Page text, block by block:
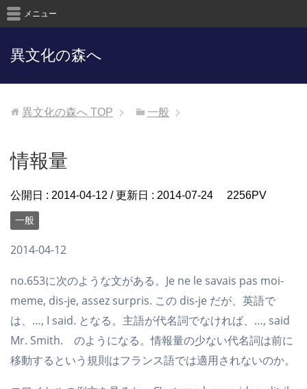
異文化の森へ
メニュー
異文化の森へ TOP 一般
情報量
公開日 : 2014-04-12 / 更新日 : 2014-07-24 2256PV
一般
2014-04-12
no.653に次のような文がある。Je ne le savais pas moi-
meme, dis-je, assez surpris. この dis-je だが、英語で
は、…, I said. となる。主語が代名詞でなければ、…, said
Mr. Smith. のようになる。情報量の少ない代名詞は前に
移動するという規則はフランス語では適用されないのか。